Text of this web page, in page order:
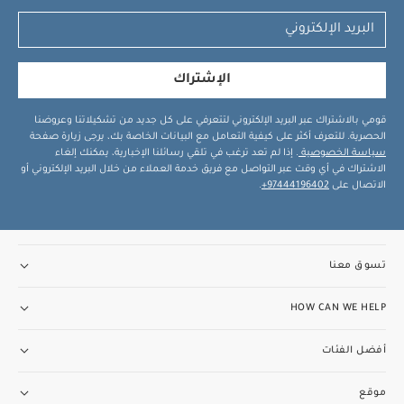
الإشتراك
قومي بالاشتراك عبر البريد الإلكتروني لتتعرفي على كل جديد من تشكيلاتنا وعروضنا
الحصرية. للتعرف أكثر على كيفية التعامل مع البيانات الخاصة بك، يرجى زيارة صفحة
سياسة الخصوصية . إذا لم تعد ترغب في تلقي رسائلنا الإخبارية، يمكنك إلغاء
الاشتراك في أي وقت عبر التواصل مع فريق خدمة العملاء من خلال البريد الإلكتروني أو
الاتصال على 97444196402+
.
تسوق معنا
HOW CAN WE HELP
أفضل الفئات
موقع